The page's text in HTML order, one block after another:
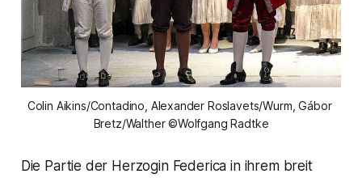
Colin Aikins/Contadino, Alexander Roslavets/Wurm, Gábor
Bretz/Walther ©Wolfgang Radtke
Die Partie der Herzogin Federica in ihrem breit